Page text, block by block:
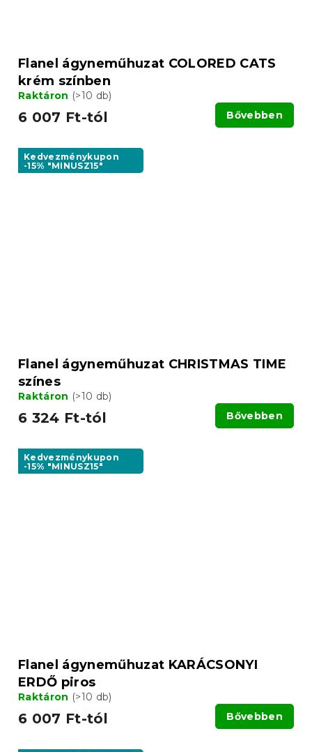
Flanel ágyneműhuzat COLORED CATS
krém színben
Raktáron (>10 db)
6 007 Ft-tól Bővebben
Kedvezménykupon
-15% "MINUSZ15"
Flanel ágyneműhuzat CHRISTMAS TIME
színes
Raktáron (>10 db)
6 324 Ft-tól Bővebben
Kedvezménykupon
-15% "MINUSZ15"
Flanel ágyneműhuzat KARÁCSONYI
ERDŐ piros
Raktáron (>10 db)
6 007 Ft-tól Bővebben